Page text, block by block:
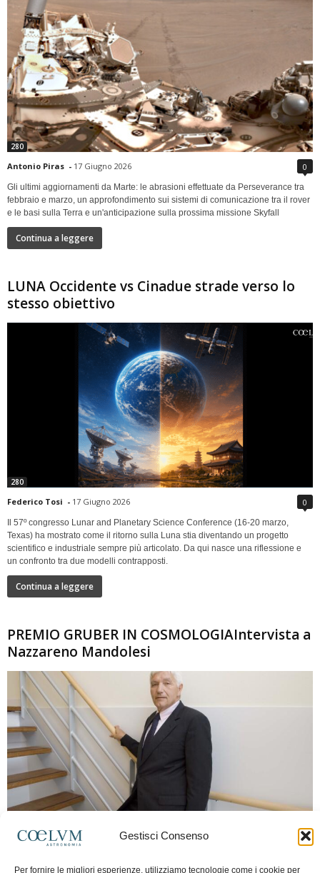
Gestisci Consenso
Per fornire le migliori esperienze, utilizziamo tecnologie come i cookie per
280
Antonio Piras - 17 Giugno 2026 0
Gli ultimi aggiornamenti da Marte: le abrasioni effettuate da Perseverance tra
febbraio e marzo, un approfondimento sui sistemi di comunicazione tra il rover
e le basi sulla Terra e un'anticipazione sulla prossima missione Skyfall
Continua a leggere
LUNA Occidente vs Cinadue strade verso lo
stesso obiettivo
280
Federico Tosi - 17 Giugno 2026 0
Il 57º congresso Lunar and Planetary Science Conference (16-20 marzo,
Texas) ha mostrato come il ritorno sulla Luna stia diventando un progetto
scientifico e industriale sempre più articolato. Da qui nasce una riflessione e
un confronto tra due modelli contrapposti.
Continua a leggere
PREMIO GRUBER IN COSMOLOGIAIntervista a
Nazzareno Mandolesi
280
Frida Paolella
Intervista al professor Nazzareno Mandolesi, tra i protagonisti della cosmologia